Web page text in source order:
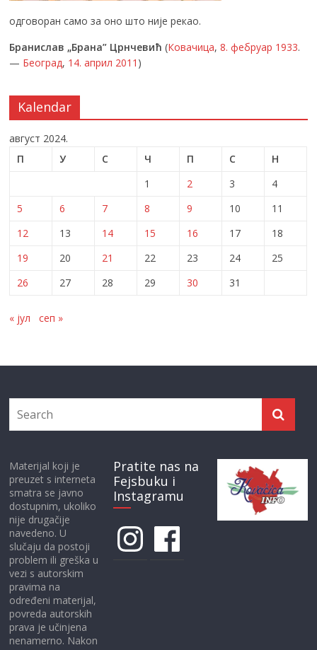
одговоран само за оно што није рекао.
Бранислав „Брана” Црнчевић (Ковачица,8. фебруар 1933.
— Београд, 14. април 2011 )
Kalendar
август 2024.
П
У С Ч П С
Н
1
2 3
4
5
6 7 8 9 10
11
12
13 14 15 16 17
18
19
20 21 22 23 24
25
26
27 28 29 30 31
« јул сеп »
Materijal koji je
preuzet s interneta
smatra se javno
dostupnim, ukoliko
nije drugačije
navedeno. U
slučaju da postoji
problem ili greška u
vezi s autorskim
pravima na
određeni materijal,
povreda autorskih
prava je učinjena
nenamerno. Nakon
Pratite nas na
Fejsbuku i
Instagramu
InstagramFacebook